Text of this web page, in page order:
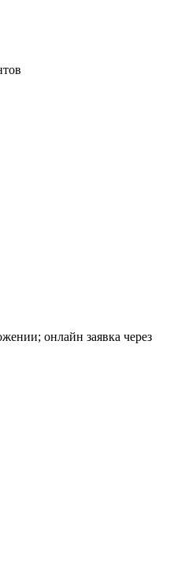
онлайн заявка через